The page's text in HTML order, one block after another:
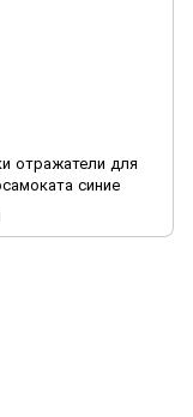
отражатели для
синие